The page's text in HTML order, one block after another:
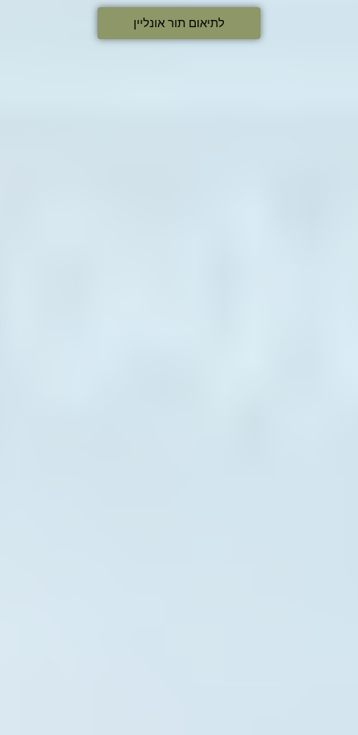
לתיאום תור אונליין